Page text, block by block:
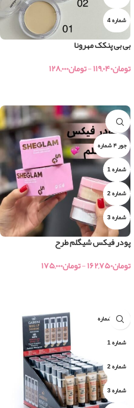
شماره 4
بی بی پنکک مهرونا
تومان۱۱۹,۰۴۰-تومان۱۲۸,۰۰۰
بی رنگ
جور ۴ شماره
شماره 1
شماره 2
شماره 3
پودر فیکس شیگلم طرح
تومان۱۶۲,۷۵۰-تومان۱۷۵,۰۰۰
جور ۴ شماره
شماره 1
شماره 2
شماره 3